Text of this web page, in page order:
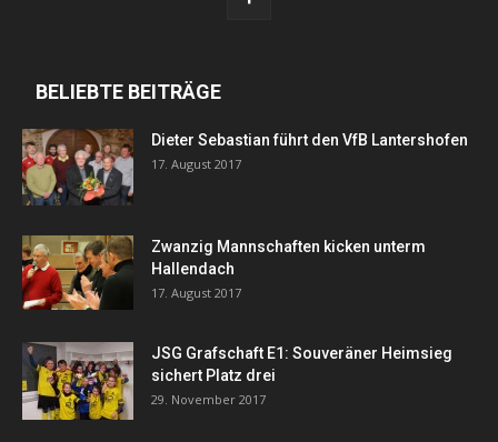
BELIEBTE BEITRÄGE
Dieter Sebastian führt den VfB Lantershofen
17. August 2017
Zwanzig Mannschaften kicken unterm
Hallendach
17. August 2017
JSG Grafschaft E1: Souveräner Heimsieg
sichert Platz drei
29. November 2017